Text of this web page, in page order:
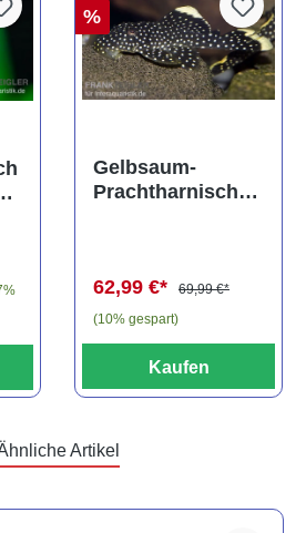
von 5 von 5 Sternen
%
Gelbsaum-
Prachtharnischw
62,99 €*
69,99 €*
(10% gespart)
Kaufen
Artikel